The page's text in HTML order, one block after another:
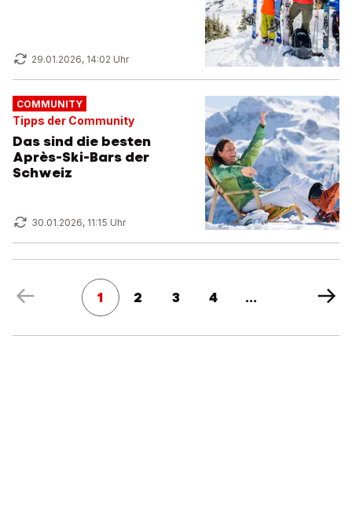
29.01.2026, 14:02 Uhr
COMMUNITY
Tipps der Community
Das sind die besten
Après-Ski-Bars der
Schweiz
30.01.2026, 11:15 Uhr
1 2 3 4 ...